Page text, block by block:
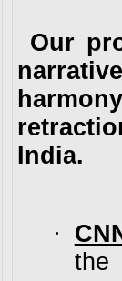
Our
India.
·
the